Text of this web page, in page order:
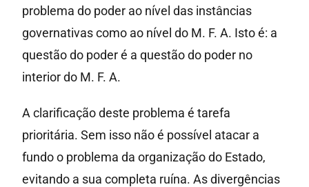
problema do poder ao nível das instâncias
governativas como ao nível do M. F. A. Isto é: a
questão do poder é a questão do poder no
interior do M. F. A.
A clarificação deste problema é tarefa
prioritária. Sem isso não é possível atacar a
fundo o problema da organização do Estado,
evitando a sua completa ruína. As divergências